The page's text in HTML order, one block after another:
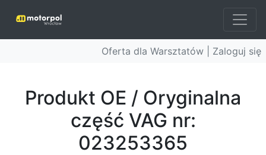
Oferta dla Warsztatów | Zaloguj się
Produkt OE / Oryginalna
część VAG nr:
023253365